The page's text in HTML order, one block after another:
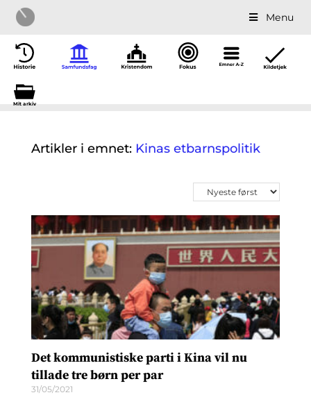
Menu
Mit arkiv
Artikler i emnet: Kinas etbarnspolitik
Det kommunistiske parti i Kina vil nu
tillade tre børn per par
31/05/2021